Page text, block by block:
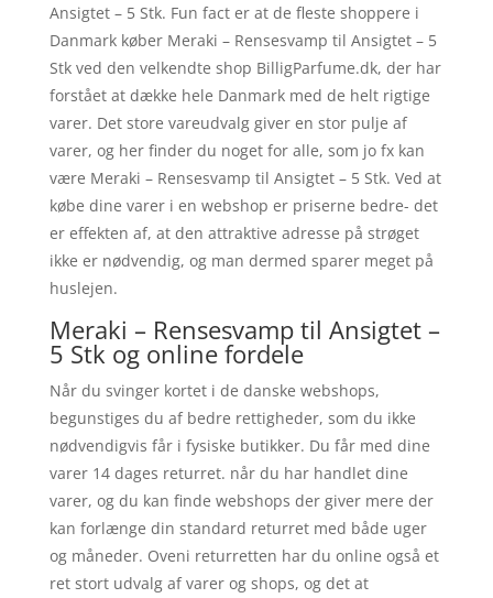
Ansigtet – 5 Stk. Fun fact er at de fleste shoppere i
Danmark køber Meraki – Rensesvamp til Ansigtet – 5
Stk ved den velkendte shop BilligParfume.dk, der har
forstået at dække hele Danmark med de helt rigtige
varer. Det store vareudvalg giver en stor pulje af
varer, og her finder du noget for alle, som jo fx kan
være Meraki – Rensesvamp til Ansigtet – 5 Stk. Ved at
købe dine varer i en webshop er priserne bedre- det
er effekten af, at den attraktive adresse på strøget
ikke er nødvendig, og man dermed sparer meget på
huslejen.
Meraki – Rensesvamp til Ansigtet –
5 Stk og online fordele
Når du svinger kortet i de danske webshops,
begunstiges du af bedre rettigheder, som du ikke
nødvendigvis får i fysiske butikker. Du får med dine
varer 14 dages returret. når du har handlet dine
varer, og du kan finde webshops der giver mere der
kan forlænge din standard returret med både uger
og måneder. Oveni returretten har du online også et
ret stort udvalg af varer og shops, og det at